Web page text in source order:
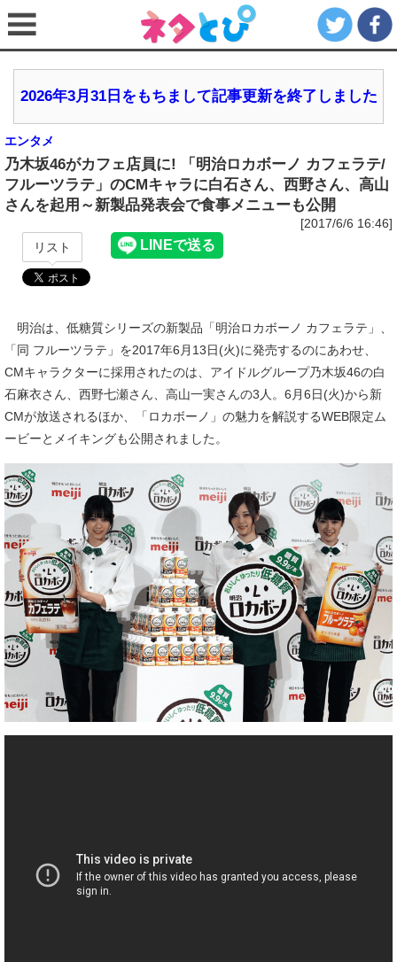
2026年3月31日をもちまして記事更新を終了しました
エンタメ
乃木坂46がカフェ店員に! 「明治ロカボーノ カフェラテ/
フルーツラテ」のCMキャラに白石さん、西野さん、高山
さんを起用～新製品発表会で食事メニューも公開
[2017/6/6 16:46]
リスト
明治は、低糖質シリーズの新製品「明治ロカボーノ カフェラテ」、
「同 フルーツラテ」を2017年6月13日(火)に発売するのにあわせ、
CMキャラクターに採用されたのは、アイドルグループ乃木坂46の白
石麻衣さん、西野七瀬さん、高山一実さんの3人。6月6日(火)から新
CMが放送されるほか、「ロカボーノ」の魅力を解説するWEB限定ム
ービーとメイキングも公開されました。